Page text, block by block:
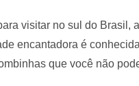
visitar no sul do Brasil,
encantadora é
que você não